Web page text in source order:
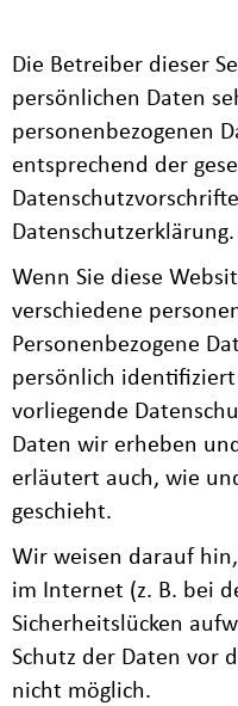
Die Betreiber dieser
persönlichen Daten
personenbezogenen
entsprechend der
Datenschutzerklärung.
Wenn Sie diese
verschiedene
Personenbezogene
persönlich
vorliegende
Daten wir erheben
erläutert auch, wie
geschieht.
Wir weisen darauf
im Internet (z. B. bei
Sicherheitslücken
Schutz der Daten vor
nicht möglich.